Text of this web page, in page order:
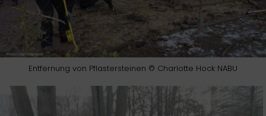
Entfernung von Pflastersteinen © Charlotte Hock NABU